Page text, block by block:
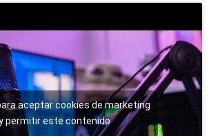
aceptar cookies de marketing
permitir este contenido